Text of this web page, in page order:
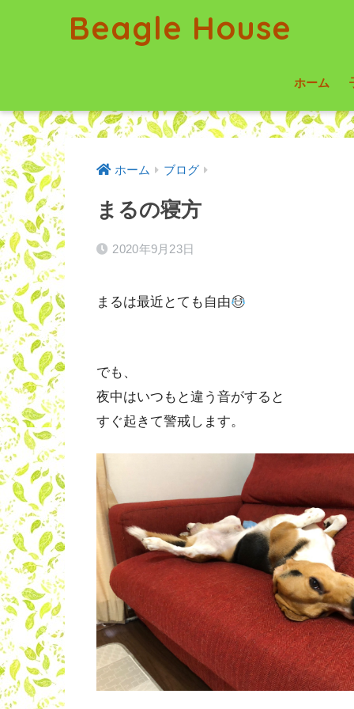
Beagle House
ホーム
ホーム ブログ
まるの寝方
2020年9月23日
まるは最近とても自由
でも、
夜中はいつもと違う音がすると
すぐ起きて警戒します。